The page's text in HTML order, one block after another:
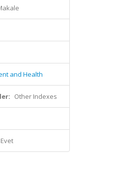
and Health
Other Indexes
Evet